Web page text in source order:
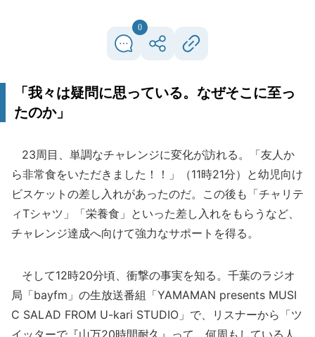
0
「我々は疑問に思っている。なぜそこに至っ
たのか」
23周目、単調なチャレンジに変化が訪れる。「友人か
ら非常食をいただきました！！」（11時21分）と幼児向け
ビスケットの差し入れがあったのだ。この後も「チャリテ
ィTシャツ」「栄養食」といった差し入れをもらうなど、
チャレンジ達成へ向けて強力なサポートを得る。
そして12時20分頃、衝撃の事実を知る。千葉のラジオ
局「bayfm」の生放送番組「YAMAMAN presents MUSI
C SALAD FROM U-kari STUDIO」で、リスナーから「ツ
イッターで『山万20時間耐久』って、何周もしている人